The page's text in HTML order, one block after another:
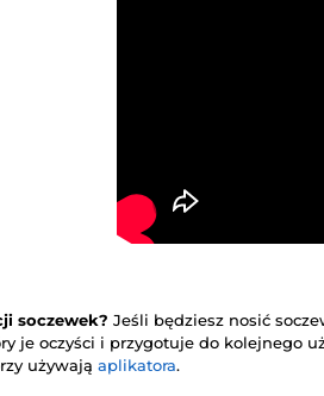
soczewek? Jeśli będziesz nosić
je oczyści i przygotuje do kolejnego
używają aplikatora.